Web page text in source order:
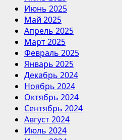
Июнь 2025
Май 2025
Апрель 2025
Март 2025
Февраль 2025
Январь 2025
Декабрь 2024
Ноябрь 2024
Октябрь 2024
Сентябрь 2024
Август 2024
Июль 2024